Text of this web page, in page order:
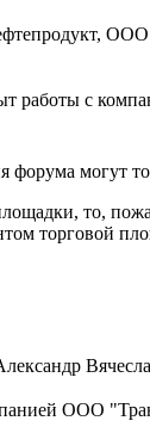
работы с
форума могут
то,
торговой
ООО